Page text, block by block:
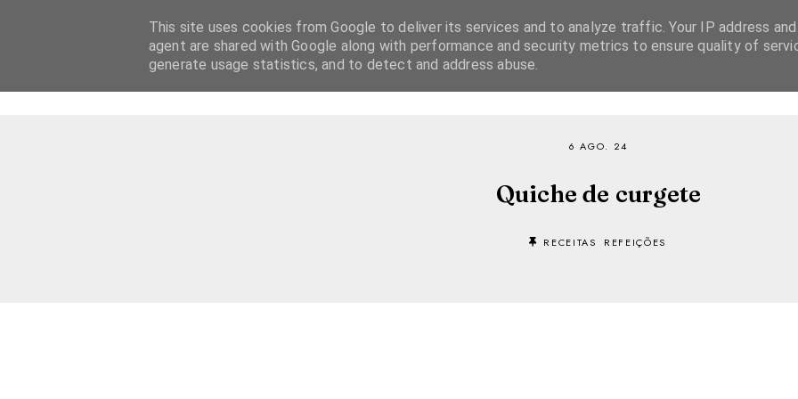
SOBRE RECEITAS
6 AGO. 24
Quiche de curgete
RECEITAS REFEIÇÕES
This site uses cookies from Google to deliver its services and to analyze traffic. Your IP address
agent are shared with Google along with performance and security metrics to ensure quality of
generate usage statistics, and to detect and address abuse.